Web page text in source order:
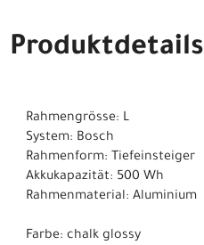
Produktdetails
Rahmengrösse: L
System: Bosch
Rahmenform: Tiefeinsteiger
Akkukapazität: 500 Wh
Rahmenmaterial: Aluminium
Farbe: chalk glossy